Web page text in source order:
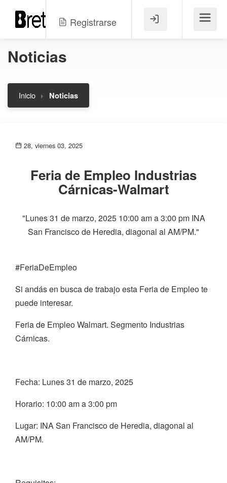
Registrarse Menú
Noticias
Inicio Noticias
28, viernes 03, 2025
Feria de Empleo Industrias
Cárnicas-Walmart
"Lunes 31 de marzo, 2025 10:00 am a 3:00 pm INA
San Francisco de Heredia, diagonal al AM/PM."
#FeriaDeEmpleo
Si andás en busca de trabajo esta Feria de Empleo te
puede interesar.
Feria de Empleo Walmart. Segmento Industrias
Cárnicas.
Fecha: Lunes 31 de marzo, 2025
Horario: 10:00 am a 3:00 pm
Lugar: INA San Francisco de Heredia, diagonal al
AM/PM.